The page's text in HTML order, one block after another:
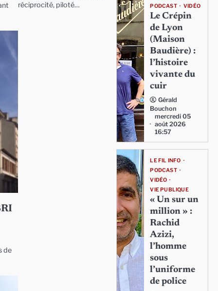
de
réciprocité, piloté…
PODCAST
VIDÉO
Le Crépin
de Lyon
(Maison
Baudière) :
l’histoire
vivante du
cuir
Gérald
Bouchon
mercredi 05
août 2026
16:57
LE FIL INFO
PODCAST
VIDÉO
VIE PUBLIQUE
« Un sur un
million » :
Rachid
Azizi,
l’homme
sous
l’uniforme
de police